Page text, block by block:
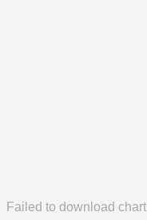
Failed to download chart